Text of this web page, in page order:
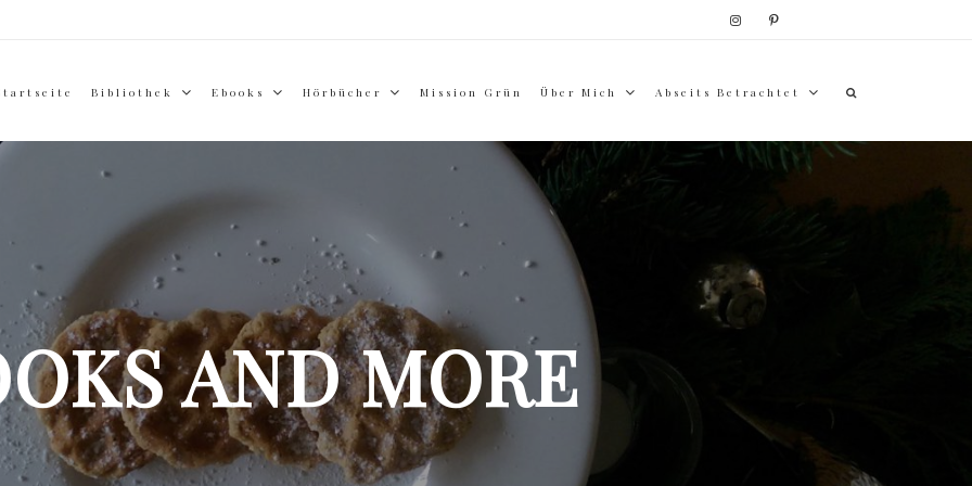
Bibliothek Ebooks Hörbücher Mission Grün Über Mich Abseits Betrachtet
AND MORE